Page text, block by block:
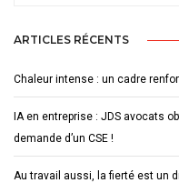
ARTICLES RÉCENTS
Chaleur intense : un cadre
IA en entreprise : JDS avocats
demande d’un CSE !
Au travail aussi, la fierté est un